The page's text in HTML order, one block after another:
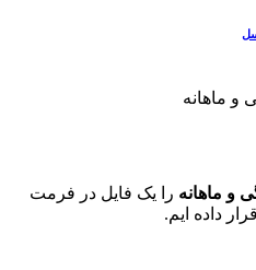
و ماهانه
و ماهانه را یک فایل در فرمت
داده ایم.